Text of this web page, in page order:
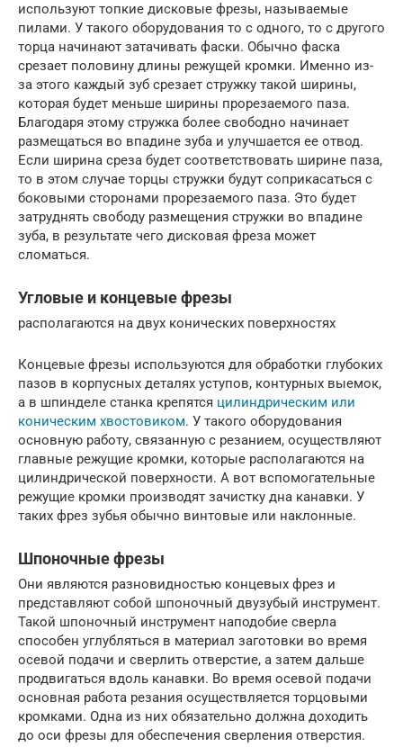
используют топкие дисковые фрезы, называемые
пилами. У такого оборудования то с одного, то с другого
торца начинают затачивать фаски. Обычно фаска
срезает половину длины режущей кромки. Именно из-
за этого каждый зуб срезает стружку такой ширины,
которая будет меньше ширины прорезаемого паза.
Благодаря этому стружка более свободно начинает
размещаться во впадине зуба и улучшается ее отвод.
Если ширина среза будет соответствовать ширине паза,
то в этом случае торцы стружки будут соприкасаться с
боковыми сторонами прорезаемого паза. Это будет
затруднять свободу размещения стружки во впадине
зуба, в результате чего дисковая фреза может
сломаться.
Угловые и концевые фрезы
располагаются на двух конических поверхностях
Концевые фрезы используются для обработки глубоких
пазов в корпусных деталях уступов, контурных выемок,
а в шпинделе станка крепятся цилиндрическим или
коническим хвостовиком. У такого оборудования
основную работу, связанную с резанием, осуществляют
главные режущие кромки, которые располагаются на
цилиндрической поверхности. А вот вспомогательные
режущие кромки производят зачистку дна канавки. У
таких фрез зубья обычно винтовые или наклонные.
Шпоночные фрезы
Они являются разновидностью концевых фрез и
представляют собой шпоночный двузубый инструмент.
Такой шпоночный инструмент наподобие сверла
способен углубляться в материал заготовки во время
осевой подачи и сверлить отверстие, а затем дальше
продвигаться вдоль канавки. Во время осевой подачи
основная работа резания осуществляется торцовыми
кромками. Одна из них обязательно должна доходить
до оси фрезы для обеспечения сверления отверстия.